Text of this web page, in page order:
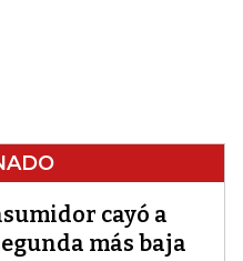
cayó a
más baja